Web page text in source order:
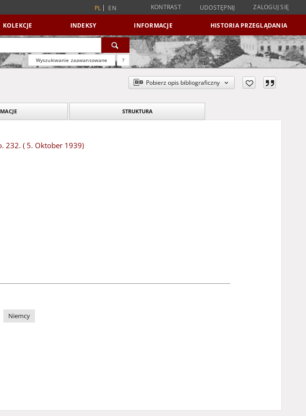
PL EN KONTRAST UDOSTĘPNIJ ZALOGUJ SIĘ
KOLEKCJE INDEKSY INFORMACJE HISTORIA PRZEGLĄDANIA
Wyszukiwanie zaawansowane ?
Pobierz opis bibliograficzny
STRUKTURA
232. ( 5. Oktober 1939)
Niemcy